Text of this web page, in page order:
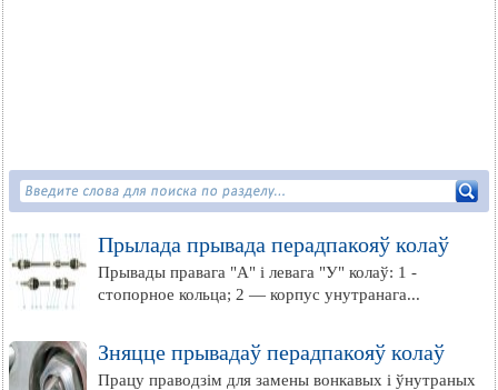
Прылада прывада перадпакояў колаў
Прывады правага "А" і левага "У" колаў: 1 -
стопорное кольца; 2 — корпус унутранага...
Зняцце прывадаў перадпакояў колаў
Працу праводзім для замены вонкавых і ўнутраных